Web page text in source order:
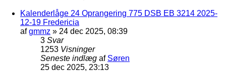
Kalenderlåge 24 Oprangering 775 DSB EB 3214 2025-
12-19 Fredericia
afgmmz » 24 dec 2025, 08:39
3 Svar
1253 Visninger
Seneste indlæg af Søren
25 dec 2025, 23:13